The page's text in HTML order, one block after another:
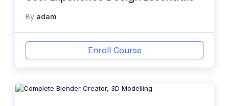
By adam
Enroll Course